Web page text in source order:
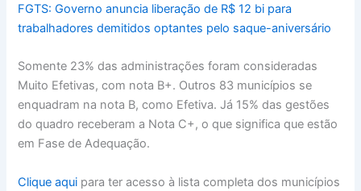
FGTS: Governo anuncia liberação de R$ 12 bi para
trabalhadores demitidos optantes pelo saque-aniversário
Somente 23% das administrações foram consideradas
Muito Efetivas, com nota B+. Outros 83 municípios se
enquadram na nota B, como Efetiva. Já 15% das gestões
do quadro receberam a Nota C+, o que significa que estão
em Fase de Adequação.
Clique aqui para ter acesso à lista completa dos municípios